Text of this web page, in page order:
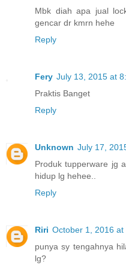
Mbk diah apa jual
gencar dr kmrn hehe
Reply
Fery July 13, 2015 at
Praktis Banget
Reply
Unknown July 17,
Produk tupperware jg
hidup lg hehee..
Reply
Riri October 1, 2016 at
punya sy tengahnya
lg?